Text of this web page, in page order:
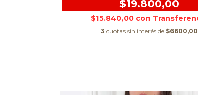
$19.800,00
$15.840,00 con
3 cuotas sin interés de $6600,00